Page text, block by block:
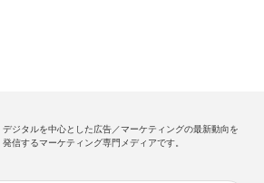
デジタルを中心とした広告／マーケティングの最新動向を
発信するマーケティング専門メディアです。